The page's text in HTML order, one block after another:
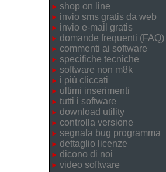
shop on line
invio sms gratis da web
invio e-mail gratis
domande frequenti (FAQ)
commenti ai software
specifiche tecniche
software non m8k
i più cliccati
ultimi inserimenti
tutti i software
download utility
controlla versione
segnala bug programma
dettaglio licenze
dicono di noi
video software